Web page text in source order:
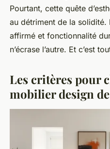
Pourtant, cette quête
au détriment de la
affirmé et fonctionnalité
n’écrase l’autre. Et c’est
Les critères pour
mobilier design